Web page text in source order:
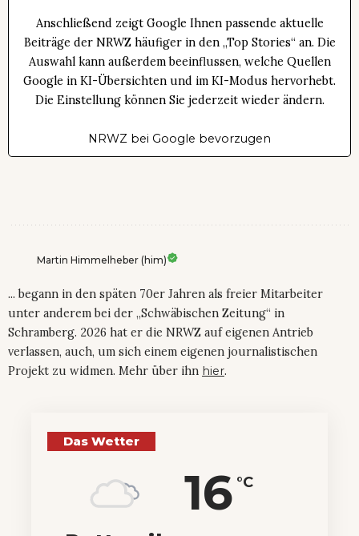
Anschließend zeigt Google Ihnen passende aktuelle
Beiträge der NRWZ häufiger in den „Top Stories“ an. Die
Auswahl kann außerdem beeinflussen, welche Quellen
Google in KI-Übersichten und im KI-Modus hervorhebt.
Die Einstellung können Sie jederzeit wieder ändern.
NRWZ bei Google bevorzugen
Martin Himmelheber (him)
... begann in den späten 70er Jahren als freier Mitarbeiter
unter anderem bei der „Schwäbischen Zeitung“ in
Schramberg. 2026 hat er die NRWZ auf eigenen Antrieb
verlassen, auch, um sich einem eigenen journalistischen
Projekt zu widmen. Mehr über ihn hier.
Das Wetter
16 °C